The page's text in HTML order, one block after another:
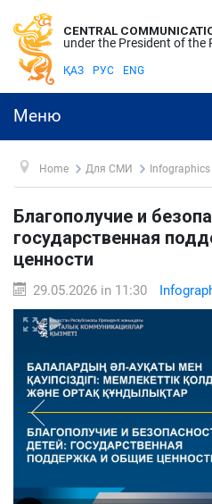
CENTRAL
under the President of the
ҚАЗ РУС ENG
Меню
Home Для СМИ Infographics
Благополучие и
государственная
ценности
29.05.2026 in 11:30